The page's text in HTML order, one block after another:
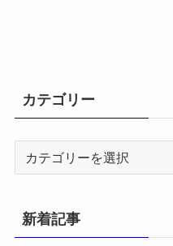
カテゴリー
リ
ー
新着記事